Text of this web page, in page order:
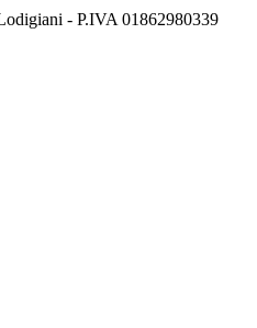
- P.IVA 01862980339